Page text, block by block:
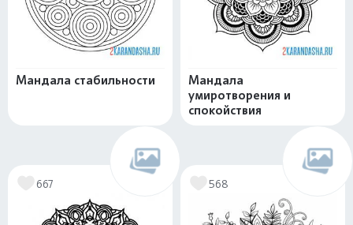
Мандала стабильности
Мандала
умиротворения и
спокойствия
667 568